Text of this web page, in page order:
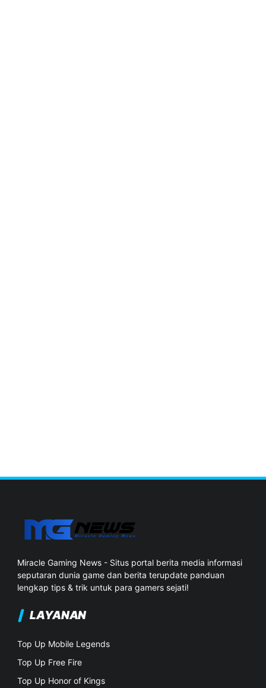
Miracle Gaming News - Situs portal berita media informasi
seputaran dunia game dan berita terupdate panduan
lengkap tips & trik untuk para gamers sejati!
LAYANAN
Top Up Mobile Legends
Top Up Free Fire
Top Up Honor of Kings